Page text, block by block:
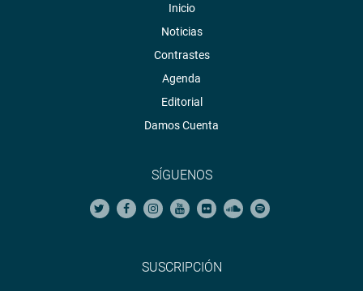
Inicio
Noticias
Contrastes
Agenda
Editorial
Damos Cuenta
SÍGUENOS
SUSCRIPCIÓN